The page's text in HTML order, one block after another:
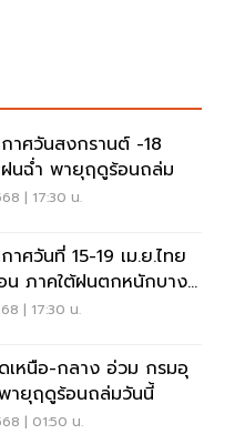
าศวันสงกรานต์ -18
ฝนฉ่ำ พายุฤดูร้อนถล่ม
| 17:30 น.
าศวันที่ 15-19 เม.ย.ไทย
น ภาคใต้ฝนตกหนักบาง
| 17:30 น.
เหนือ-กลาง อ่วม กรมอุ
ายุฤดูร้อนถล่มวันนี้
| 01:50 น.